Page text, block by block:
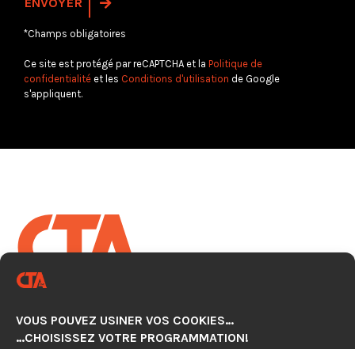
VOUS POUVEZ USINER VOS COOKIES…
…CHOISISSEZ VOTRE PROGRAMMATION!
*Champs obligatoires
Ce site est protégé par reCAPTCHA et la Politique de
confidentialité et les Conditions d'utilisation de Google
s'appliquent.
AUTOMATISATION CNC
920, avenue Simard, Suite 103